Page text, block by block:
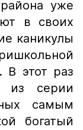
уже
в своих
каникулы
В этот раз
из серии
самым
богатый